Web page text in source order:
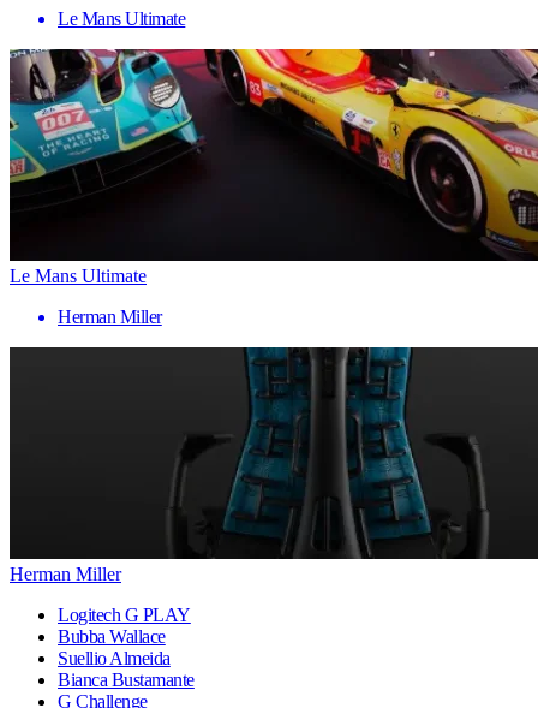
Le Mans Ultimate
Le Mans Ultimate
Herman Miller
Herman Miller
Logitech G PLAY
Bubba Wallace
Suellio Almeida
Bianca Bustamante
G Challenge